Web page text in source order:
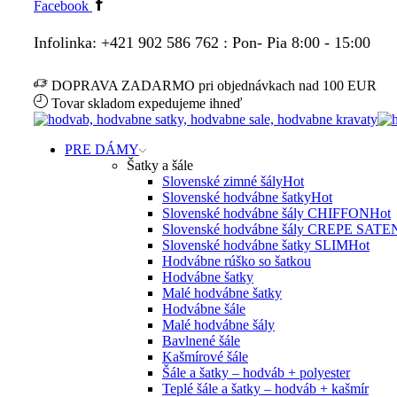
Facebook
Infolinka: +421 902 586 762 : Pon- Pia 8:00 - 15:00
DOPRAVA ZADARMO pri objednávkach nad 100 EUR
Tovar skladom expedujeme ihneď
PRE DÁMY
Šatky a šále
Slovenské zimné šályHot
Slovenské hodvábne šatkyHot
Slovenské hodvábne šály CHIFFONHot
Slovenské hodvábne šály CREPE
Slovenské hodvábne šatky SLIMHot
Hodvábne rúško so šatkou
Hodvábne šatky
Malé hodvábne šatky
Hodvábne šále
Malé hodvábne šály
Bavlnené šále
Kašmírové šále
Šále a šatky – hodváb + polyester
Teplé šále a šatky – hodváb + kašmír